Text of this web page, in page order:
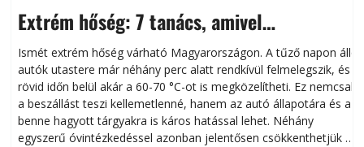
Extrém hőség: 7 tanács, amivel
megóvhatjuk autónkat a nyári károktól
Ismét extrém hőség várható Magyarországon. A tűző napon álló
autók utastere már néhány perc alatt rendkívül felmelegszik, és
rövid időn belül akár a 60-70 °C-ot is megközelítheti. Ez nemcsak
a beszállást teszi kellemetlenné, hanem az autó állapotára és a
benne hagyott tárgyakra is káros hatással lehet. Néhány
egyszerű óvintézkedéssel azonban jelentősen csökkenthetjük a